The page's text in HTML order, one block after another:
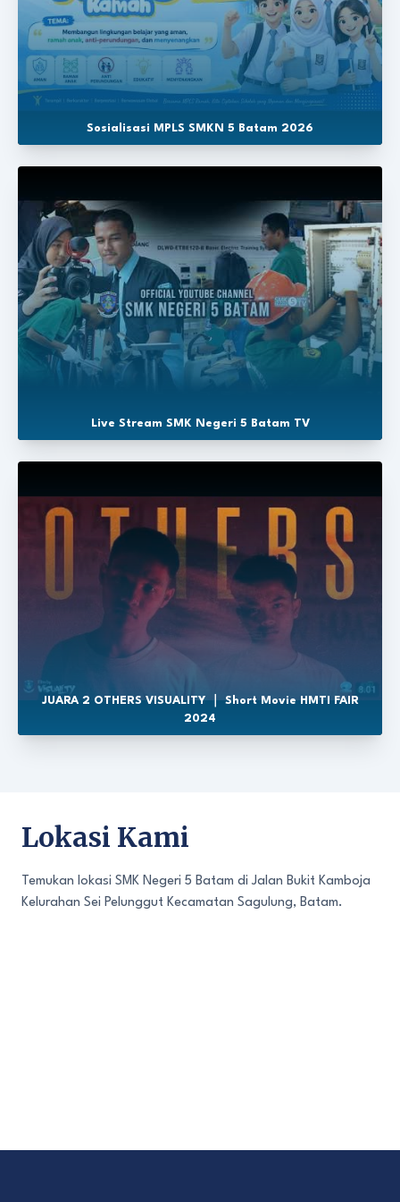
Sosialisasi MPLS SMKN 5 Batam 2026
Live Stream SMK Negeri 5 Batam TV
JUARA 2 OTHERS VISUALITY ｜ Short Movie HMTI FAIR
2024
Lokasi Kami
Temukan lokasi SMK Negeri 5 Batam di Jalan Bukit Kamboja
Kelurahan Sei Pelunggut Kecamatan Sagulung, Batam.